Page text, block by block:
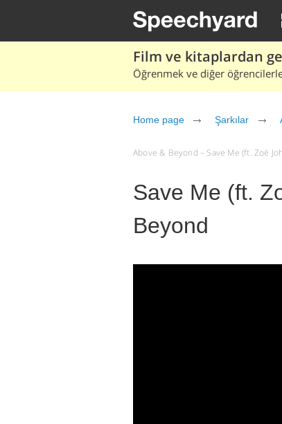
Film ve kitaplardan
Öğrenmek ve diğer
Home page Şarkılar
Above & Beyond – Save Me (ft. Zoë
Save Me (ft.
Beyond